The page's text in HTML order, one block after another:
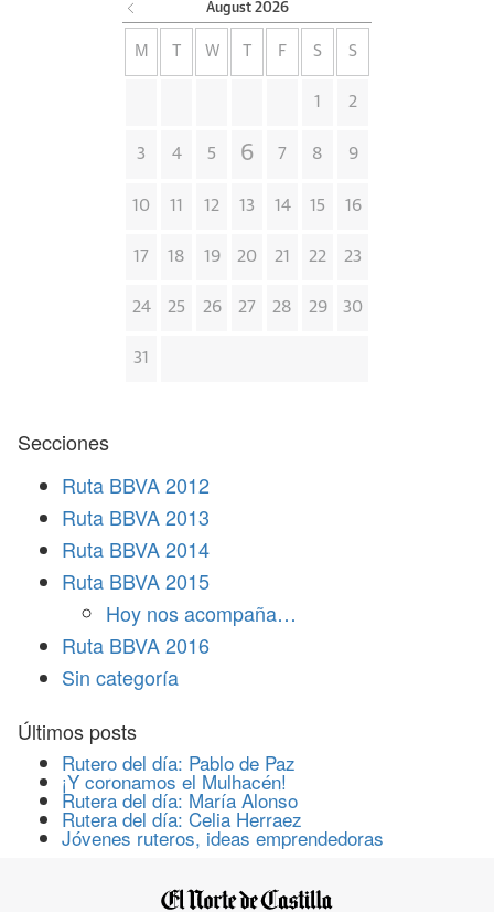
August 2026
M W F S S
1 2
3 4 5 6 7 8 9
10 11 12 13 14 15 16
17 18 19 20 21 22 23
24 25 26 27 28 29 30
31
Secciones
Ruta BBVA 2012
Ruta BBVA 2013
Ruta BBVA 2014
Ruta BBVA 2015
Hoy nos acompaña…
Ruta BBVA 2016
Sin categoría
Últimos posts
Rutero del día: Pablo de Paz
¡Y coronamos el Mulhacén!
Rutera del día: María Alonso
Rutera del día: Celia Herraez
Jóvenes ruteros, ideas emprendedoras